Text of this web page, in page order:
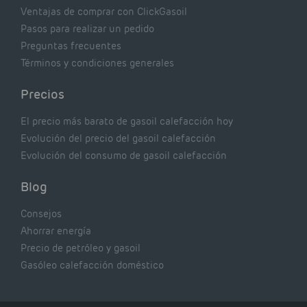
Ventajas de comprar con ClickGasoil
Pasos para realizar un pedido
Preguntas frecuentes
Términos y condiciones generales
Precios
El precio más barato de gasoil calefacción hoy
Evolución del precio del gasoil calefacción
Evolución del consumo de gasoil calefacción
Blog
Consejos
Ahorrar energía
Precio de petróleo y gasoil
Gasóleo calefacción doméstico